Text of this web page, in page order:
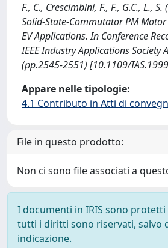
F., C., Crescimbini, F., F., G.C., L.,
Solid-State-Commutator PM
EV Applications. In Conference
IEEE Industry Applications Society
(pp.2545-2551) [10.1109/
Appare nelle tipologie:
4.1 Contributo in Atti di
File in questo prodotto:
Non ci sono file associati a
I documenti in IRIS sono
tutti i diritti sono riservati, salvo
indicazione.